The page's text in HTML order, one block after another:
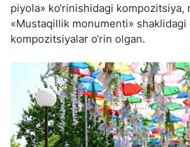
piyola» ko‘rinishidagi kompozitsiya,
«Mustaqillik monumenti» shaklidagi
kompozitsiyalar o‘rin olgan.